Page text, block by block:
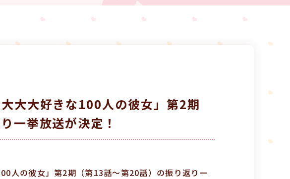
大大好きな100人の彼女」第2期
一挙放送が決定！
人の彼女」第2期（第13話～第20話）の振り返り一